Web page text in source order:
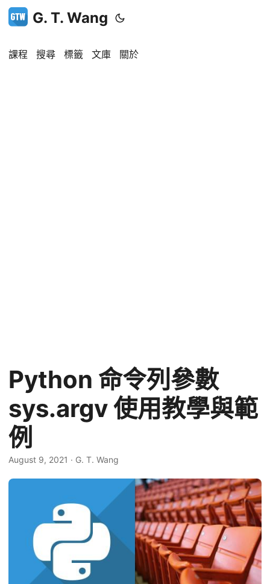
G. T. Wang
課程 搜尋 標籤 文庫 關於
Python 命令列參數
sys.argv 使用教學與範
例
August 9, 2021 · G. T. Wang